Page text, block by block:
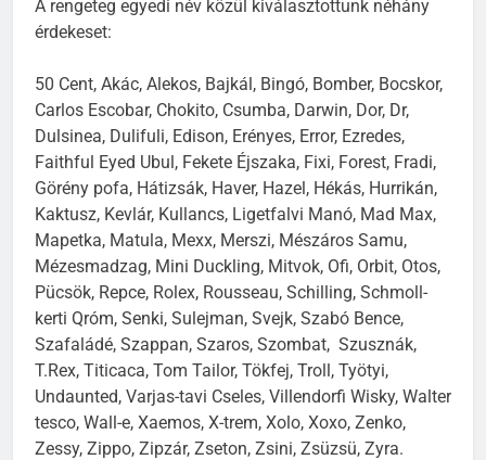
A rengeteg egyedi név közül kiválasztottunk néhány
érdekeset:
50 Cent, Akác, Alekos, Bajkál, Bingó, Bomber, Bocskor,
Carlos Escobar, Chokito, Csumba, Darwin, Dor, Dr,
Dulsinea, Dulifuli, Edison, Erényes, Error, Ezredes,
Faithful Eyed Ubul, Fekete Éjszaka, Fixi, Forest, Fradi,
Görény pofa, Hátizsák, Haver, Hazel, Hékás, Hurrikán,
Kaktusz, Kevlár, Kullancs, Ligetfalvi Manó, Mad Max,
Mapetka, Matula, Mexx, Merszi, Mészáros Samu,
Mézesmadzag, Mini Duckling, Mitvok, Ofi, Orbit, Otos,
Pücsök, Repce, Rolex, Rousseau, Schilling, Schmoll-
kerti Qróm, Senki, Sulejman, Svejk, Szabó Bence,
Szafaládé, Szappan, Szaros, Szombat, Szusznák,
T.Rex, Titicaca, Tom Tailor, Tökfej, Troll, Työtyi,
Undaunted, Varjas-tavi Cseles, Villendorfi Wisky, Walter
tesco, Wall-e, Xaemos, X-trem, Xolo, Xoxo, Zenko,
Zessy, Zippo, Zipzár, Zseton, Zsini, Zsüzsü, Zyra.